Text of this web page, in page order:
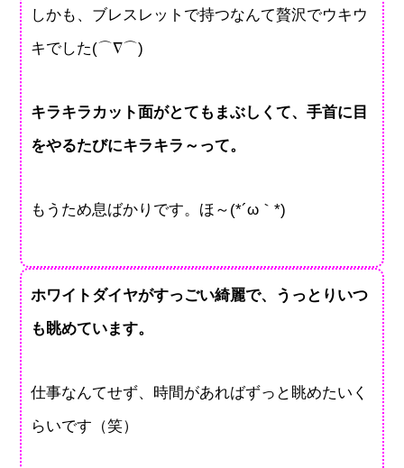
しかも、ブレスレットで持つなんて贅沢でウキウ
キでした(⌒∇⌒)
キラキラカット面がとてもまぶしくて、手首に目
をやるたびにキラキラ～って。
もうため息ばかりです。ほ～(*´ω｀*)
ホワイトダイヤがすっごい綺麗で、うっとりいつ
も眺めています。
仕事なんてせず、時間があればずっと眺めたいく
らいです（笑）